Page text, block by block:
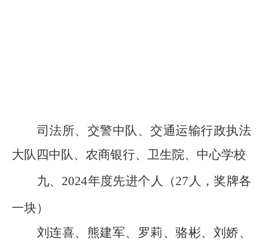
司法所、交警中队、交通运输行政执法
大队四中队、农商银行、卫生院、中心学校
九、 2024年度先进个人 （27人，奖牌各
一块）
刘连喜、熊建军、罗莉、骆彬、刘娇、